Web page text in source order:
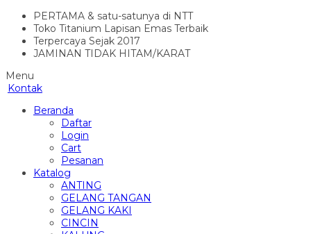
PERTAMA & satu-satunya di NTT
Toko Titanium Lapisan Emas Terbaik
Terpercaya Sejak 2017
JAMINAN TIDAK HITAM/KARAT
Menu
Kontak
Beranda
Daftar
Login
Cart
Pesanan
Katalog
ANTING
GELANG TANGAN
GELANG KAKI
CINCIN